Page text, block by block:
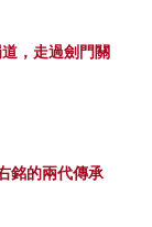
，走過劍門關
銘的兩代傳承